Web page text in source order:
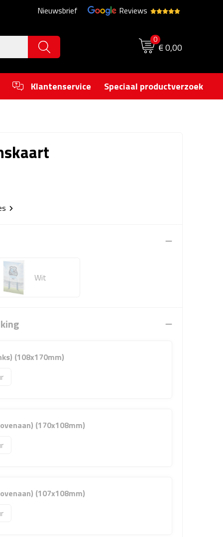
Nieuwsbrief Reviews
0
€ 0,00
Klantenservice Speciaal productverzoek
Wit
(108x170mm)
(170x108mm)
(107x108mm)